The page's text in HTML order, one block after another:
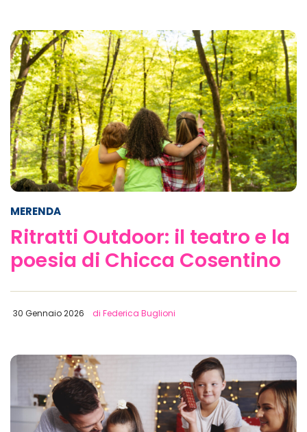
MERENDA
Ritratti Outdoor: il teatro e la
poesia di Chicca Cosentino
30 Gennaio 2026 di Federica Buglioni